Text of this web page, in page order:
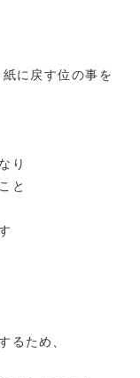
に戻す位の事を
り
と
るため、